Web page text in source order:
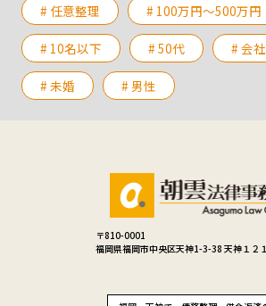
# 任意整理 # 100万円〜500万円
# 10名以下 # 50代 # 会
# 未婚 # 男性
〒810-0001
福岡県福岡市中央区天神1-3-38 天神１２